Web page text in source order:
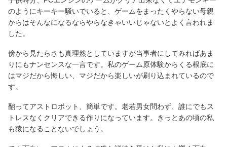
のようにキーキー騒いでいると、ゲームをまったくやらない母親
からはそんなになるならやらなきゃいいじゃないとよく言われま
した。
傍から見たらさも真理然としていますが当事者にしてみればあま
りにもナンセンスな一言です。私のゲーム原体験からくる根底に
はマジだから悔しい、マジだから楽しいが刷り込まれているので
す。
翻ってアストロボット、簡単です。老若男女問わず、誰にでもス
トレスなくクリアできる作りになっています。きっとあの頃の私
も猿になることないでしょう。